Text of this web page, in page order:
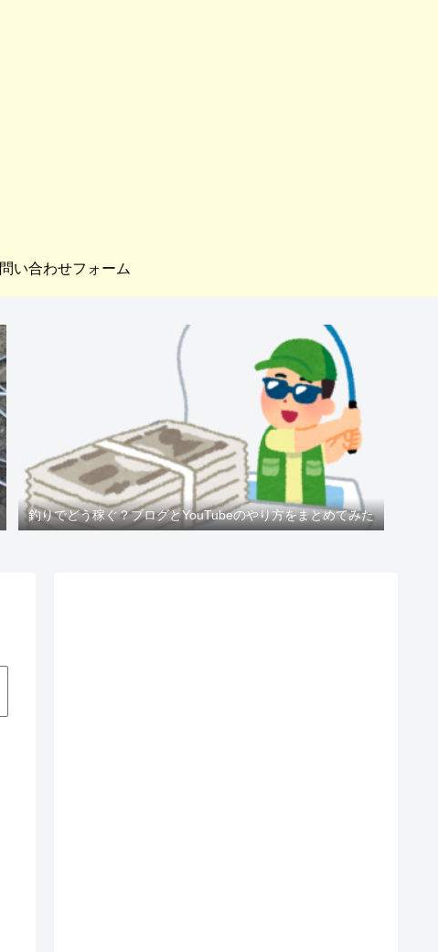
問い合わせフォーム
釣りでどう稼ぐ？ブログとYouTubeのやり方をまとめてみた